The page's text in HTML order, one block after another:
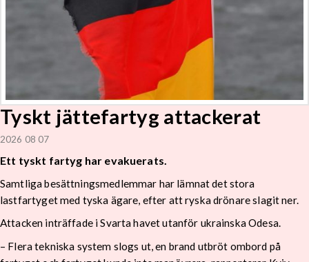
Tyskt jättefartyg attackerat
2026 08 07
Ett tyskt fartyg har evakuerats.
Samtliga besättningsmedlemmar har lämnat det stora
lastfartyget med tyska ägare, efter att ryska drönare slagit ner.
Attacken inträffade i Svarta havet utanför ukrainska Odesa.
– Flera tekniska system slogs ut, en brand utbröt ombord på